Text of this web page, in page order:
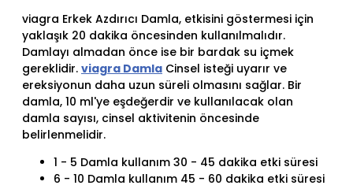
viagra Erkek Azdırıcı Damla, etkisini göstermesi için
yaklaşık 20 dakika öncesinden kullanılmalıdır.
Damlayı almadan önce ise bir bardak su içmek
gereklidir. viagra Damla Cinsel isteği uyarır ve
ereksiyonun daha uzun süreli olmasını sağlar. Bir
damla, 10 ml'ye eşdeğerdir ve kullanılacak olan
damla sayısı, cinsel aktivitenin öncesinde
belirlenmelidir.
1 - 5 Damla kullanım 30 - 45 dakika etki süresi
6 - 10 Damla kullanım 45 - 60 dakika etki süresi